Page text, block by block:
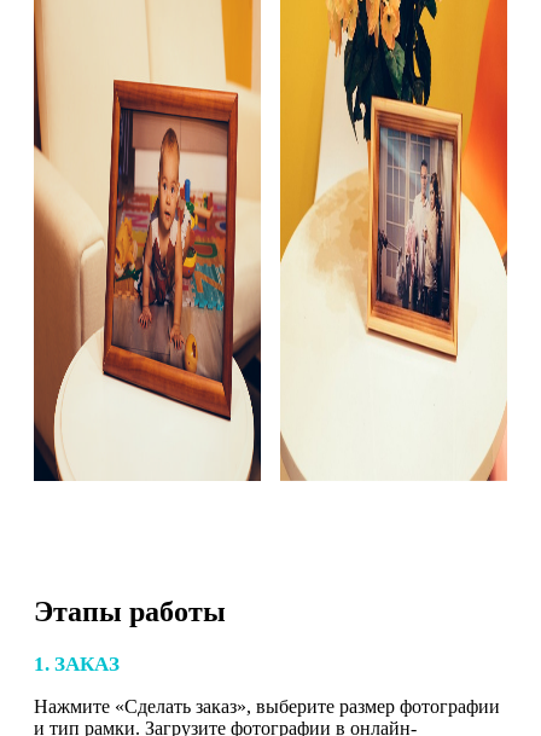
Этапы работы
1. ЗАКАЗ
Нажмите «Сделать заказ», выберите размер фотографии
и тип рамки. Загрузите фотографии в онлайн-